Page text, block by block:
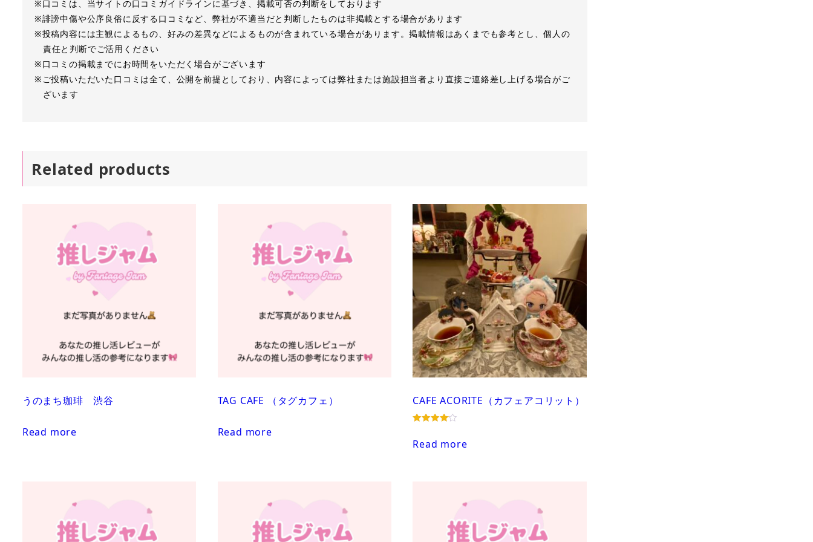
※口コミは、当サイトの口コミガイドラインに基づき、掲載可否の判断をしております
※誹謗中傷や公序良俗に反する口コミなど、弊社が不適当だと判断したものは非掲載とする場合があります
※投稿内容には主観によるもの、好みの差異などによるものが含まれている場合があります。掲載情報はあくまでも参考とし、個人の
責任と判断でご活用ください
※口コミの掲載までにお時間をいただく場合がございます
※ご投稿いただいた口コミは全て、公開を前提としており、内容によっては弊社または施設担当者より直接ご連絡差し上げる場合がご
ざいます
Related products
うのまち珈琲 渋谷
Read more
TAG CAFE （タグカフェ）
Read more
CAFE ACORITE（カフェアコリット）
out of 5
Read more